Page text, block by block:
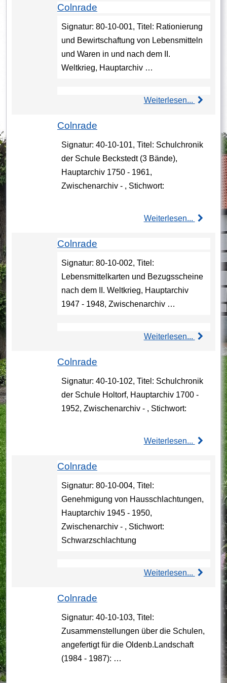
Colnrade
Signatur: 80-10-001, Titel: Rationierung
und Bewirtschaftung von Lebensmitteln
und Waren in und nach dem II.
Weltkrieg, Hauptarchiv …
Weiterlesen...
Colnrade
Signatur: 40-10-101, Titel: Schulchronik
der Schule Beckstedt (3 Bände),
Hauptarchiv 1750 - 1961,
Zwischenarchiv - , Stichwort:
Weiterlesen...
Colnrade
Signatur: 80-10-002, Titel:
Lebensmittelkarten und Bezugsscheine
nach dem II. Weltkrieg, Hauptarchiv
1947 - 1948, Zwischenarchiv …
Weiterlesen...
Colnrade
Signatur: 40-10-102, Titel: Schulchronik
der Schule Holtorf, Hauptarchiv 1700 -
1952, Zwischenarchiv - , Stichwort:
Weiterlesen...
Colnrade
Signatur: 80-10-004, Titel:
Genehmigung von Hausschlachtungen,
Hauptarchiv 1945 - 1950,
Zwischenarchiv - , Stichwort:
Schwarzschlachtung
Weiterlesen...
Colnrade
Signatur: 40-10-103, Titel:
Zusammenstellungen über die Schulen,
angefertigt für die Oldenb.Landschaft
(1984 - 1987): …